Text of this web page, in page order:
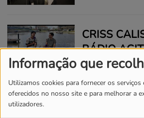
Informação que
Utilizamos cookies para fornecer os serviços
oferecidos no nosso site e para melhorar a
utilizadores.
CRISS
RÁDIO
OS TUA